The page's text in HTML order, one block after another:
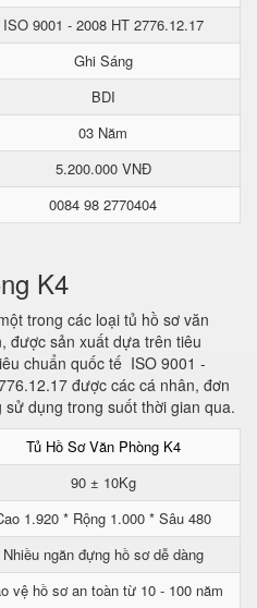
ISO 9001 - 2008 HT 2776.12.17
Ghi Sáng
BDI
03 Năm
5.200.000 VNĐ
0084 98 2770404
K4
trong các loại tủ hồ sơ văn
được sản xuất dựa trên tiêu
chuẩn quốc tế ISO 9001 -
được các cá nhân, đơn
dụng trong suốt thời gian qua.
Tủ Hồ Sơ Văn Phòng K4
90 ± 10Kg
1.920 * Rộng 1.000 * Sâu 480
Nhiều ngăn đựng hồ sơ dễ dàng
vệ hồ sơ an toàn từ 10 - 100 năm